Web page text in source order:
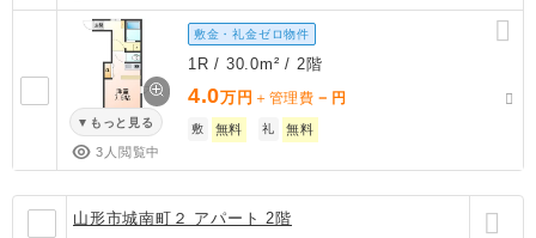
もっと見る
3人閲覧中
敷金・礼金ゼロ物件
1R / 30.0m² / 2階
4.0万円 ＋管理費 － 円
敷 無料 礼 無料
山形市城南町２ アパート 2階